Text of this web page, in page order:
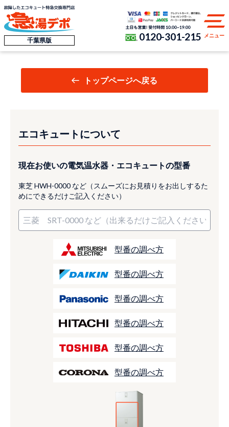
千葉県版 0120-301-215 メニュー
トップページへ戻る
エコキュートについて
現在お使いの電気温水器・エコキュートの型番
東芝 HWH-0000 など（スムーズにお見積りをお出しするた
めにできるだけご記入ください）
型番の調べ方
型番の調べ方
型番の調べ方
型番の調べ方
型番の調べ方
型番の調べ方